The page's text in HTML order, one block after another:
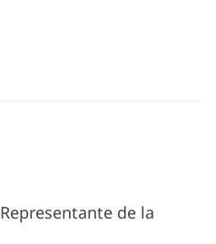
Representante de la